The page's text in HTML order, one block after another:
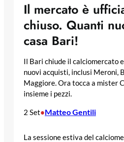
Il mercato è
chiuso. Quanti
casa Bari!
Il Bari chiude il calciomercato
nuovi acquisti, inclusi Meroni,
Maggiore. Ora tocca a mister
insieme i pezzi.
2 Set•Matteo Gentili
La sessione estiva del